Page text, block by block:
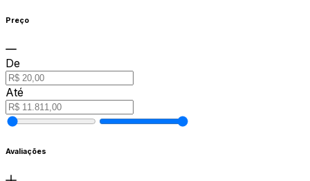
Preço
De
Até
Avaliações